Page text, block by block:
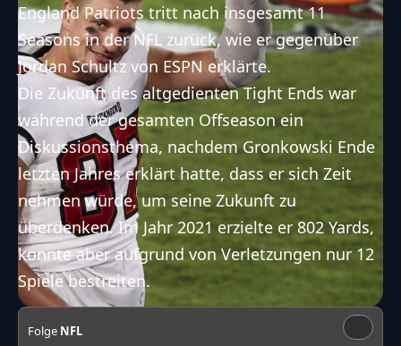
England Patriotstritt nach insgesamt 11
Seasons in derNFL zurück, wie er gegenüber
Jordan Schultz von ESPN erklärte.
Die Zukunft des altgedienten Tight Ends war
während der gesamten Offseason ein
Diskussionsthema, nachdem Gronkowski Ende
letzten Jahres erklärt hatte, dass er sich Zeit
nehmen würde, um seine Zukunft zu
überdenken. Im Jahr 2021 erzielte er 802 Yards,
konnte aber aufgrund von Verletzungen nur 12
Spiele bestreiten.
Folge NFL